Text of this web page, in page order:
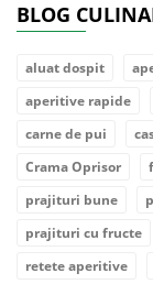
BLOG
aluat dospit
aperitive rapide
carne de pui
Crama Oprisor
prajituri bune
prajituri cu fructe
retete aperitive